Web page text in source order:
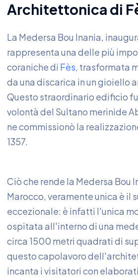
Architettonica di
La Medersa Bou Inania,
rappresenta una delle più
coraniche di Fès, trasformata
da una discarica in un gioiello
Questo straordinario edificio
volontà del Sultano merinide
ne commissionò la
1357.
Ciò che rende la Medersa Bou
Marocco, veramente unica è il
eccezionale: è infatti l'unica
ospitata all'interno di una
circa 1500 metri quadrati di
questo capolavoro
incanta i visitatori con